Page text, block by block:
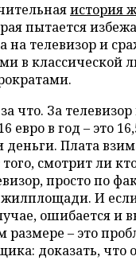
история
пытается
на телевизор и
в классической
что. За
евро в год – это
Плата
смотрит ли
просто по
И
ошибается и
размере – это
доказать, что